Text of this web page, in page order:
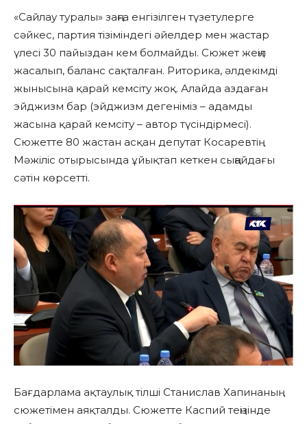
«Сайлау туралы» заңға енгізілген түзетулерге
сәйкес, партия тізіміндегі әйелдер мен жастар
үлесі 30 пайыздан кем болмайды. Сюжет жеңіл
жасалып, баланс сақталған. Риторика, әлдекімді
жынысына қарай кемсіту жоқ. Алайда аздаған
эйджизм бар (эйджизм дегеніміз – адамды
жасына қарай кемсіту – автор түсіндірмесі).
Сюжетте 80 жастан асқан депутат Косаревтің
Мәжіліс отырысында ұйықтап кеткен сыңайдағы
сәтін көрсетті.
Бағдарлама ақтаулық тілші Станислав Хапинаның
сюжетімен аяқталды. Сюжетте Каспий теңізінде